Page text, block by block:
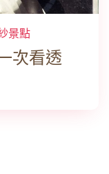
景點
次看透